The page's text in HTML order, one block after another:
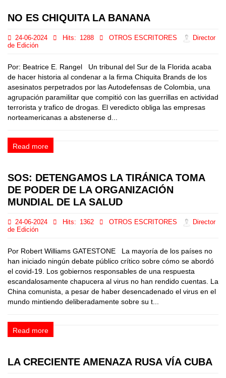
NO ES CHIQUITA LA BANANA
24-06-2024 Hits: 1288 OTROS ESCRITORES
Director
de Edición
Por: Beatrice E. Rangel Un tribunal del Sur de la Florida acaba
de hacer historia al condenar a la firma Chiquita Brands de los
asesinatos perpetrados por las Autodefensas de Colombia, una
agrupación paramilitar que compitió con las guerrillas en actividad
terrorista y trafico de drogas. El veredicto obliga las empresas
norteamericanas a abstenerse d...
Read more
SOS: DETENGAMOS LA TIRÁNICA TOMA
DE PODER DE LA ORGANIZACIÓN
MUNDIAL DE LA SALUD
24-06-2024 Hits: 1362 OTROS ESCRITORES
Director
de Edición
Por Robert Williams GATESTONE La mayoría de los países no
han iniciado ningún debate público crítico sobre cómo se abordó
el covid-19. Los gobiernos responsables de una respuesta
escandalosamente chapucera al virus no han rendido cuentas. La
China comunista, a pesar de haber desencadenado el virus en el
mundo mintiendo deliberadamente sobre su t...
Read more
LA CRECIENTE AMENAZA RUSA VÍA CUBA